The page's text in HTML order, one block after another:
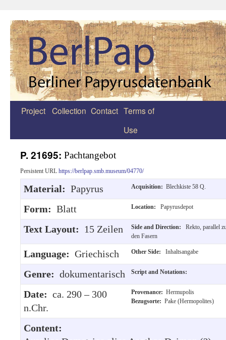
Zum
Project Collection Contact Terms of
Use
P. 21695: Pachtangebot
Persistent URL https://berlpap.smb.museum/04770/
Material: Papyrus Acquisition: Blechkiste 58 Q.
Form: Blatt Location: Papyrusdepot
Text Layout: 15 Zeilen Side and Direction:
Rekto, parallel
den Fasern
Language: Griechisch Other Side: Inhaltsangabe
Genre: dokumentarisch Script and Notations:
Date: ca. 290 – 300
n.Chr.
Provenance: Hermupolis
Bezugsorte: Pake (Hermopolites)
Content: